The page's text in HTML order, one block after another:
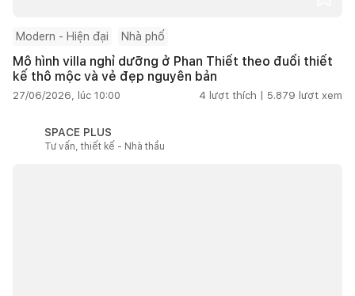
Modern - Hiện đại Nhà phố
Mô hình villa nghỉ dưỡng ở Phan Thiết theo đuổi thiết
kế thô mộc và vẻ đẹp nguyên bản
27/06/2026, lúc 10:00 4 lượt thích | 5.879 lượt xem
SPACE PLUS
Tư vấn, thiết kế - Nhà thầu